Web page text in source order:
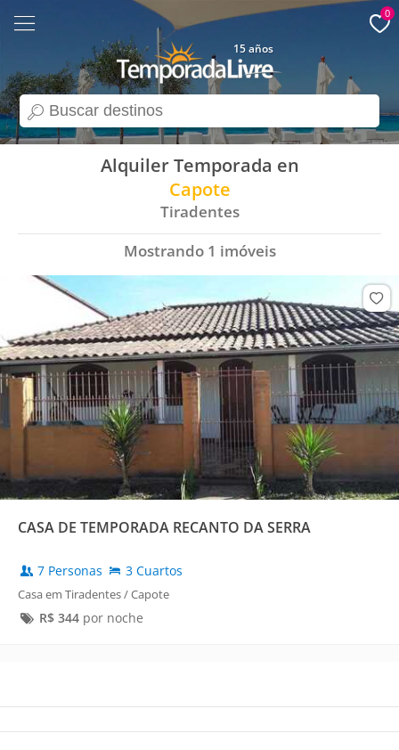
search
15 años
0
Alquiler Temporada en
Capote
Tiradentes
Mostrando 1 imóveis
CASA DE TEMPORADA RECANTO DA SERRA
7 Personas 3 Cuartos
Casa em Tiradentes / Capote
R$ 344por noche